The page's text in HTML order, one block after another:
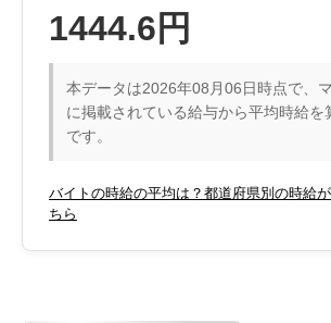
1444.6円
本データは2026年08月06日時点で、
に掲載されている給与から平均時給を
です。
バイトの時給の平均は？都道府県別の時給
ちら